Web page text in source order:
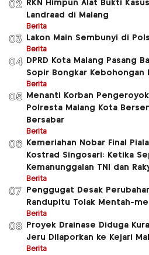
02
RKN Himpun Alat Bukti
Landraad di Malang
Berita
03 Lakon Main Sembunyi di
Berita
04
DPRD Kota Malang Pasang
Sopir Bongkar Kebohongan
Berita
05
Menanti Korban
Polresta Malang Kota
Bersabar
Berita
06
Kemeriahan Nobar Final
Kostrad Singosari: Ketika
Kemanunggalan TNI dan
Berita
07
Penggugat Desak
Randupitu Tolak Mentah-
Berita
08
Proyek Drainase Diduga
Jeru Dilaporkan ke Kejari
Berita